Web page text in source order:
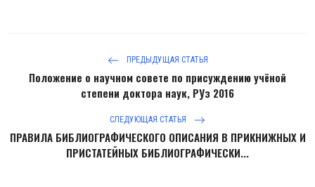
ПРЕДЫДУЩАЯ СТАТЬЯ
Положение о научном совете по присуждению учёной
степени доктора наук, РУз 2016
СЛЕДУЮЩАЯ СТАТЬЯ
ПРАВИЛА БИБЛИОГРАФИЧЕСКОГО ОПИСАНИЯ В ПРИКНИЖНЫХ И
ПРИСТАТЕЙНЫХ БИБЛИОГРАФИЧЕСКИ...